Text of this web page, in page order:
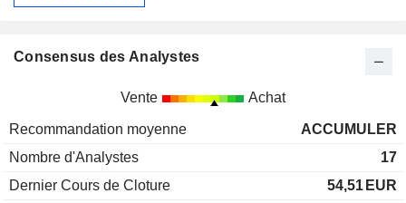
Consensus des Analystes
Vente Achat
Recommandation moyenne
ACCUMULER
Nombre d'Analystes
17
Dernier Cours de Cloture
54,51 EUR